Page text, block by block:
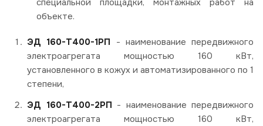
объекте.
ЭД 160-Т400-1РП - наименование передвижного
электроагрегата мощностью 160 кВт,
установленного в кожух и автоматизированного по 1
степени,
ЭД 160-Т400-2РП - наименование передвижного
электроагрегата мощностью 160 кВт,